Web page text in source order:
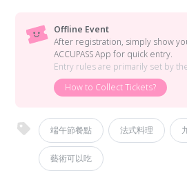
Offline Event
After registration, simply show
ACCUPASS App for quick entry.
Entry rules are primarily set by
How to Collect Tickets?
端午節餐點 法式料理
藝術可以吃